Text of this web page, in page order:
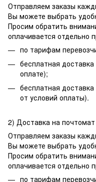
Отправляем заказы
Вы можете выбрать
Просим обратить
оплачивается отдельно
по тарифам
бесплатная
оплате);
бесплатная
от условий оплаты).
2) Доставка на
Отправляем заказы
Вы можете выбрать
Просим обратить
оплачивается отдельно
по тарифам